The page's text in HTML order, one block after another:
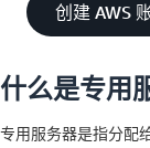
创建 AWS
什么是专用
专用服务器是指分配